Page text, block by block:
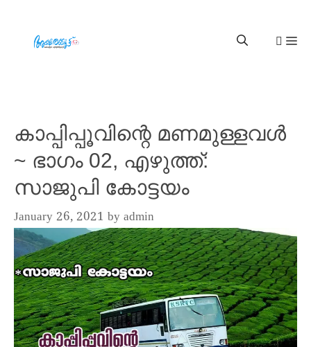
കാപ്പിപ്പൂവിന്റെ മണമുള്ളവൾ
~ ഭാഗം 02, എഴുത്ത്:
സാജുപി കോട്ടയം
January 26, 2021 by admin